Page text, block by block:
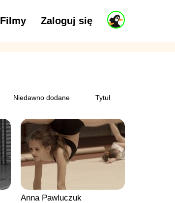
Filmy Zaloguj się
Niedawno dodane Tytuł
Anna Pawluczuk